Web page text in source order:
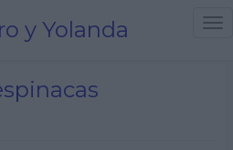
T
y Yolanda